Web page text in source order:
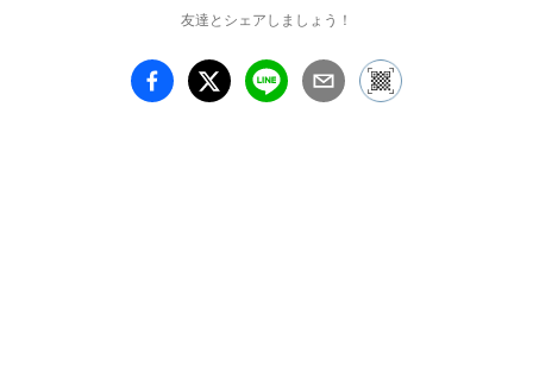
友達とシェアしましょう！